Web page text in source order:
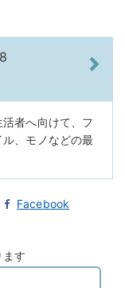
者へ向けて、フ
、モノなどの最
Facebook
す